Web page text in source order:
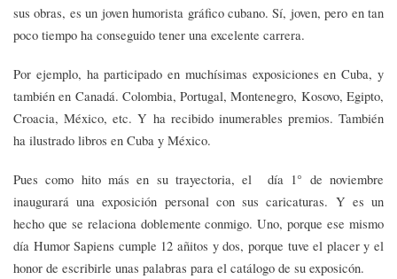
sus obras, es un joven humorista gráfico cubano. Sí, joven, pero en tan
poco tiempo ha conseguido tener una excelente carrera.
Por ejemplo, ha participado en muchísimas exposiciones en Cuba, y
también en Canadá. Colombia, Portugal, Montenegro, Kosovo, Egipto,
Croacia, México, etc. Y ha recibido inumerables premios. También
ha ilustrado libros en Cuba y México.
Pues como hito más en su trayectoria, el día 1° de noviembre
inaugurará una exposición personal con sus caricaturas. Y es un
hecho que se relaciona doblemente conmigo. Uno, porque ese mismo
día Humor Sapiens cumple 12 añitos y dos, porque tuve el placer y el
honor de escribirle unas palabras para el catálogo de su exposicón.